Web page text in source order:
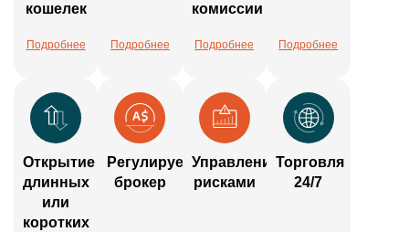
кошелек
Подробнее Подробнее
комиссии
Подробнее Подробнее
Открытие
длинных
или
коротких
Регулируемый
брокер
Управление
рисками
Торговля
24/7